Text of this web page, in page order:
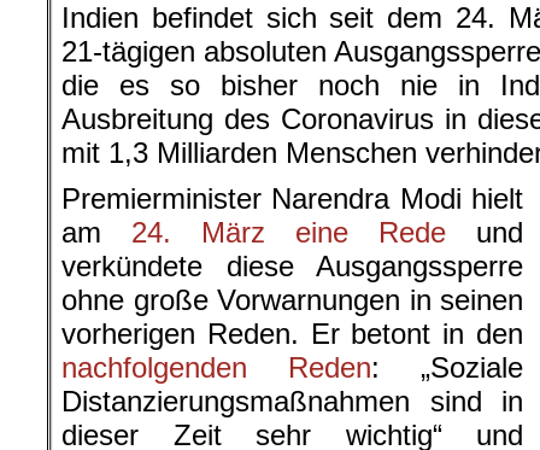
Indien befindet sich seit dem 24.
21-tägigen absoluten
die es so bisher noch nie in
Ausbreitung des Coronavirus in
mit 1,3 Milliarden Menschen
Premierminister Narendra Modi hielt
am 24. März eine Rede und
verkündete diese Ausgangssperre
ohne große Vorwarnungen in seinen
vorherigen Reden. Er betont in den
nachfolgenden Reden: „Soziale
Distanzierungsmaßnahmen sind in
dieser Zeit sehr wichtig“ und